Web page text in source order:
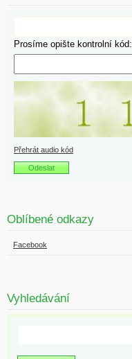
Prosíme opište kontrolní kód:
Přehrát audio kód
Oblíbené odkazy
Facebook
Vyhledávání